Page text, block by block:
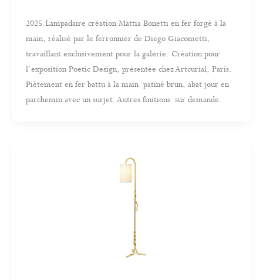
2025.Lampadaire création Mattia Bonetti en fer forgé à la
main, réalisé par le ferronnier de Diego Giacometti,
travaillant exclusivement pour la galerie. Création pour
l’exposition Poetic Design, présentée chez Artcurial, Paris.
Piètement en fer battu à la main patiné brun, abat jour en
parchemin avec un surjet. Autres finitions sur demande.